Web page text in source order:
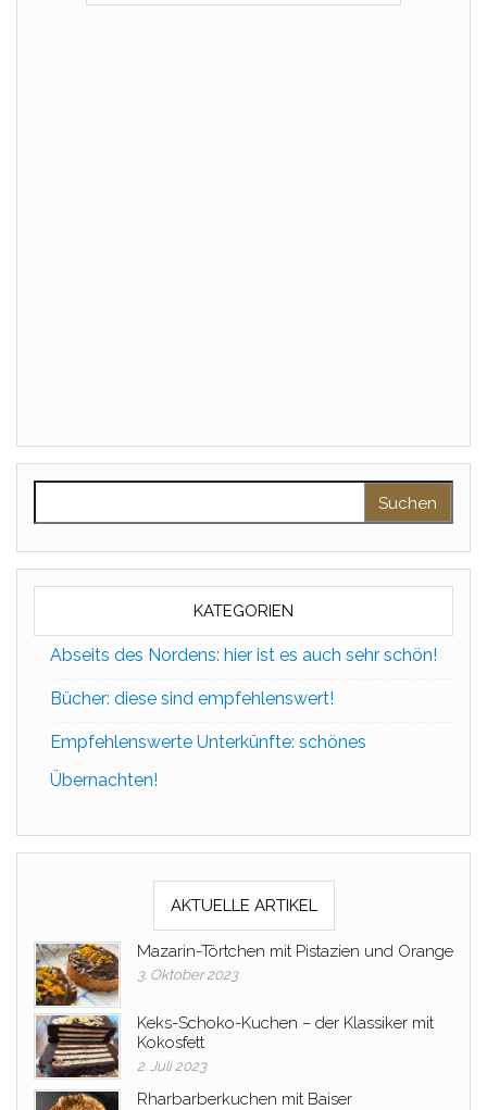
KATEGORIEN
Abseits des Nordens: hier ist es auch sehr schön!
Bücher: diese sind empfehlenswert!
Empfehlenswerte Unterkünfte: schönes
Übernachten!
AKTUELLE ARTIKEL
Mazarin-Törtchen mit Pistazien und Orange
3. Oktober 2023
Keks-Schoko-Kuchen – der Klassiker mit
Kokosfett
2. Juli 2023
Rharbarberkuchen mit Baiser